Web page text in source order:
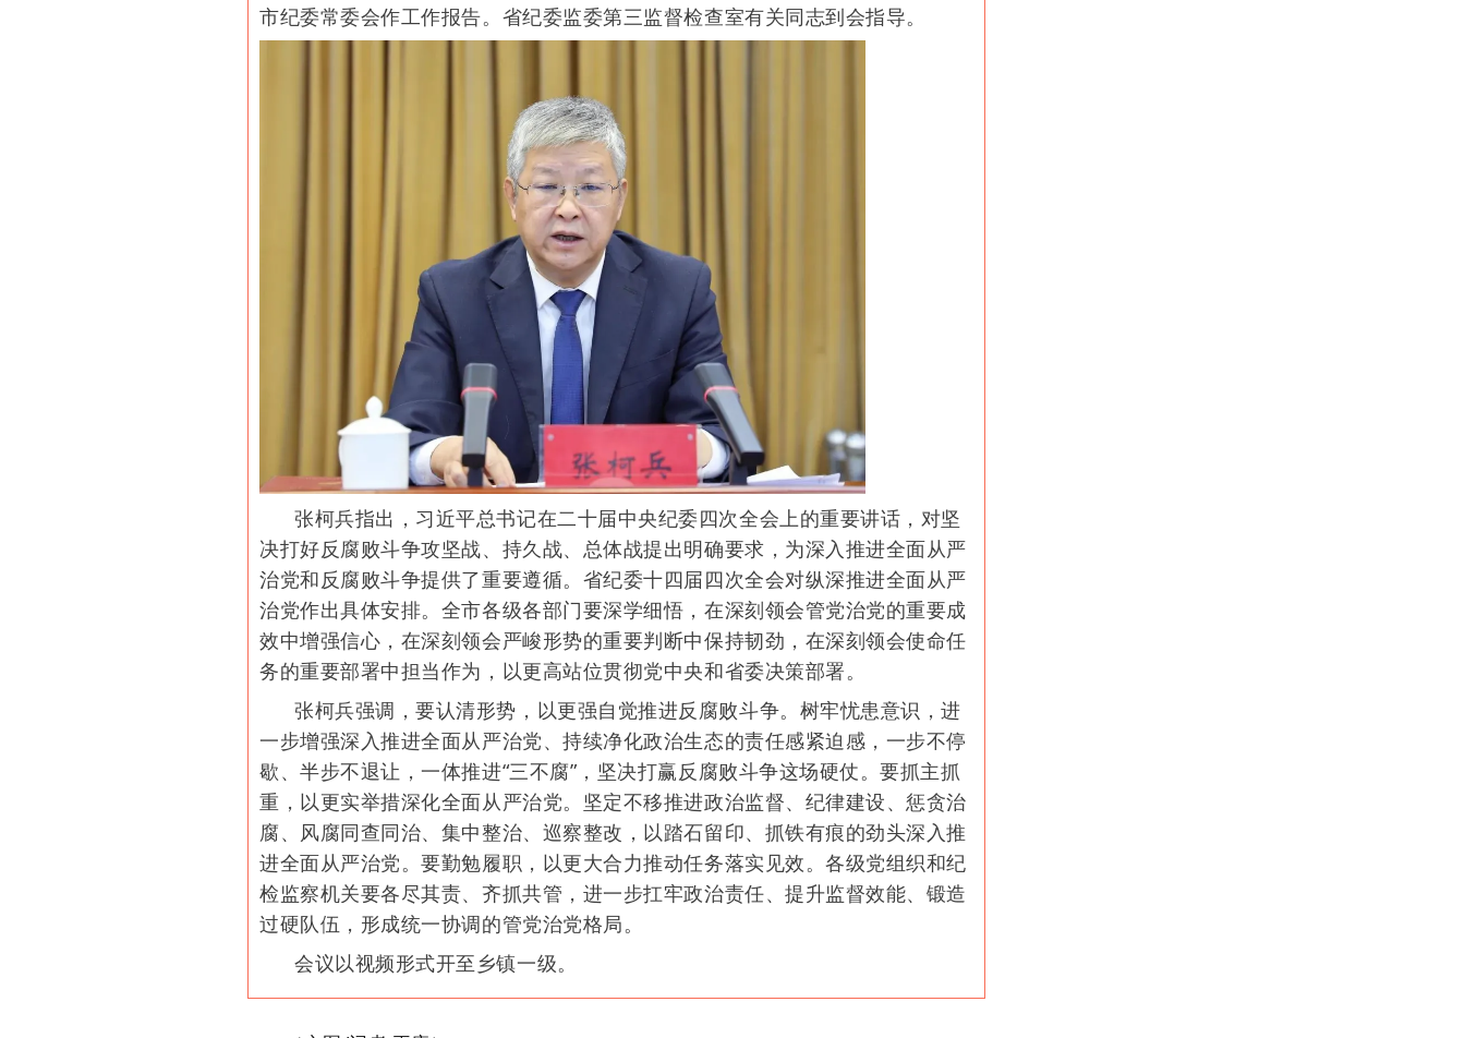
市纪委常委会作工作报告。省纪委监委第三监督检查室有关同志到会指导。
张柯兵指出，习近平总书记在二十届中央纪委四次全会上的重要讲话，对坚
决打好反腐败斗争攻坚战、持久战、总体战提出明确要求，为深入推进全面从严
治党和反腐败斗争提供了重要遵循。省纪委十四届四次全会对纵深推进全面从严
治党作出具体安排。全市各级各部门要深学细悟，在深刻领会管党治党的重要成
效中增强信心，在深刻领会严峻形势的重要判断中保持韧劲，在深刻领会使命任
务的重要部署中担当作为，以更高站位贯彻党中央和省委决策部署。
张柯兵强调，要认清形势，以更强自觉推进反腐败斗争。树牢忧患意识，进
一步增强深入推进全面从严治党、持续净化政治生态的责任感紧迫感，一步不停
歇、半步不退让，一体推进“三不腐”，坚决打赢反腐败斗争这场硬仗。要抓主抓
重，以更实举措深化全面从严治党。坚定不移推进政治监督、纪律建设、惩贪治
腐、风腐同查同治、集中整治、巡察整改，以踏石留印、抓铁有痕的劲头深入推
进全面从严治党。要勤勉履职，以更大合力推动任务落实见效。各级党组织和纪
检监察机关要各尽其责、齐抓共管，进一步扛牢政治责任、提升监督效能、锻造
过硬队伍，形成统一协调的管党治党格局。
会议以视频形式开至乡镇一级。